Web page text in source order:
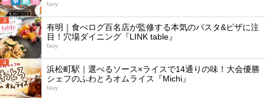
favy
3
有明｜食べログ百名店が監修する本気のパスタ&ピザに注
目！穴場ダイニング『LINK table』
favy
4
浜松町駅｜選べるソース×ライスで14通りの味！大会優勝
シェフのふわとろオムライス『Michi』
favy